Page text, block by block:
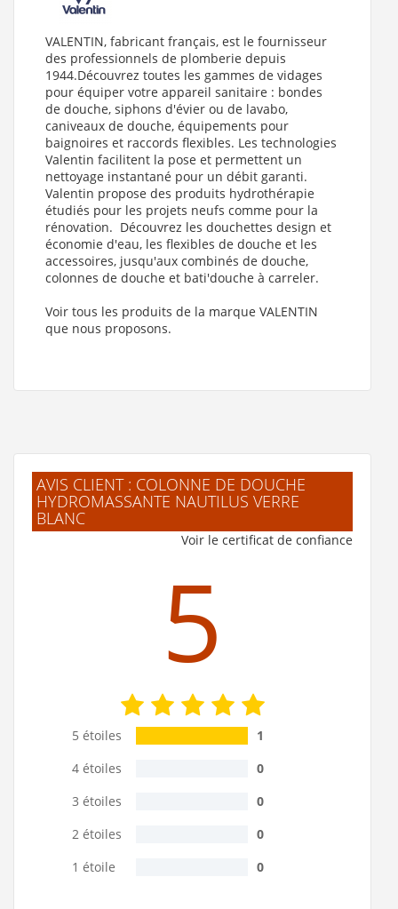
VALENTIN, fabricant français, est le fournisseur
des professionnels de plomberie depuis
1944.Découvrez toutes les gammes de vidages
pour équiper votre appareil sanitaire : bondes
de douche, siphons d'évier ou de lavabo,
caniveaux de douche, équipements pour
baignoires et raccords flexibles. Les technologies
Valentin facilitent la pose et permettent un
nettoyage instantané pour un débit garanti.
Valentin propose des produits hydrothérapie
étudiés pour les projets neufs comme pour la
rénovation. Découvrez les douchettes design et
économie d'eau, les flexibles de douche et les
accessoires, jusqu'aux combinés de douche,
colonnes de douche et bati'douche à carreler.
Voir tous les produits de la marque VALENTIN
que nous proposons.
AVIS CLIENT : COLONNE DE DOUCHE
HYDROMASSANTE NAUTILUS VERRE
BLANC
Voir le certificat de confiance
5
5 étoiles
1
4 étoiles
0
3 étoiles
0
2 étoiles
0
1 étoile
0